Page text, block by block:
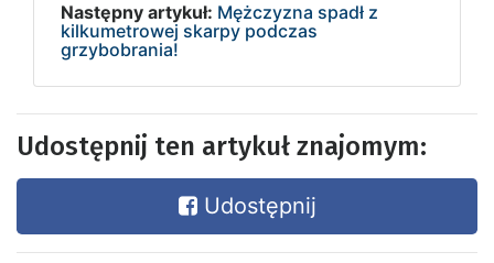
Następny artykuł: Mężczyzna spadł z
kilkumetrowej skarpy podczas
grzybobrania!
Udostępnij ten artykuł znajomym:
Udostępnij